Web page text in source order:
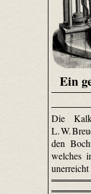
Ein
Die
L. W.
den
welches
unerreicht